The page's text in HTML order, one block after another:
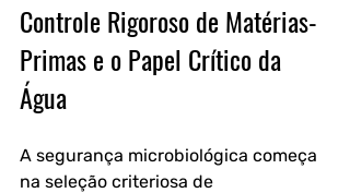
Controle Rigoroso de Matérias-
Primas e o Papel Crítico da
Água
A segurança microbiológica começa
na seleção criteriosa de